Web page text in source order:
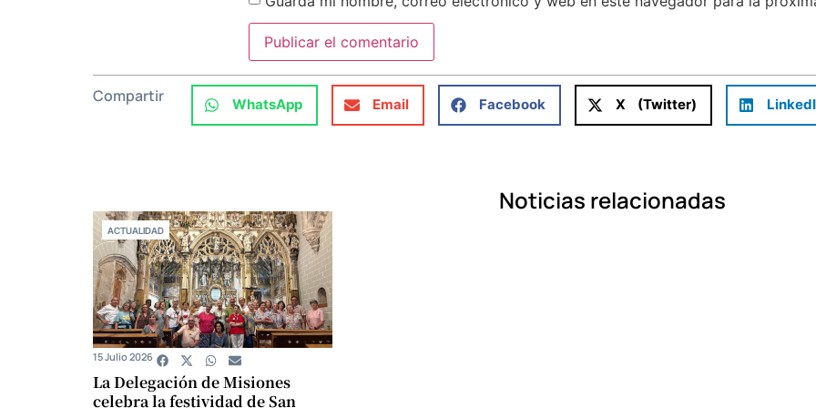
Compartir WhatsApp Email Facebook X (Twitter)
Noticias relacionadas
ACTUALIDAD
La Delegación de Misiones
celebra la festividad de San
15 Julio 2026